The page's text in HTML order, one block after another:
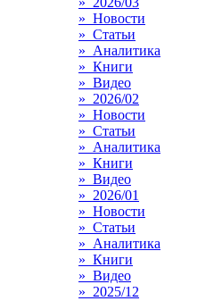
» Новости
» Статьи
» Аналитика
» Книги
» Видео
» 2026/02
» Новости
» Статьи
» Аналитика
» Книги
» Видео
» 2026/01
» Новости
» Статьи
» Аналитика
» Книги
» Видео
» 2025/12